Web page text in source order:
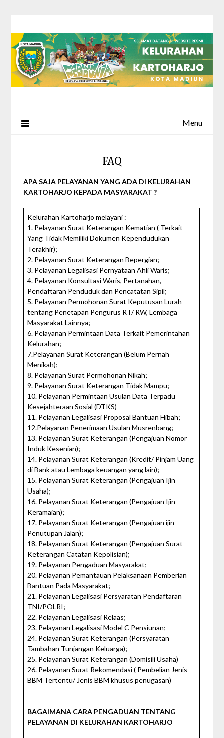
content
Menu
FAQ
APA SAJA PELAYANAN YANG ADA DI KELURAHAN
KARTOHARJO KEPADA MASYARAKAT ?
Kelurahan Kartoharjo melayani :
1. Pelayanan Surat Keterangan Kematian ( Terkait
Yang Tidak Memiliki Dokumen Kependudukan
Terakhir);
2. Pelayanan Surat Keterangan Bepergian;
3. Pelayanan Legalisasi Pernyataan Ahli Waris;
4. Pelayanan Konsultasi Waris, Pertanahan,
Pendaftaran Penduduk dan Pencatatan Sipil;
5. Pelayanan Permohonan Surat Keputusan Lurah
tentang Penetapan Pengurus RT/ RW, Lembaga
Masyarakat Lainnya;
6. Pelayanan Permintaan Data Terkait Pemerintahan
Kelurahan;
7.Pelayanan Surat Keterangan (Belum Pernah
Menikah);
8. Pelayanan Surat Permohonan Nikah;
9. Pelayanan Surat Keterangan Tidak Mampu;
10. Pelayanan Permintaan Usulan Data Terpadu
Kesejahteraan Sosial (DTKS)
11. Pelayanan Legalisasi Proposal Bantuan Hibah;
12.Pelayanan Penerimaan Usulan Musrenbang;
13. Pelayanan Surat Keterangan (Pengajuan Nomor
Induk Kesenian);
14. Pelayanan Surat Keterangan (Kredit/ Pinjam Uang
di Bank atau Lembaga keuangan yang lain);
15. Pelayanan Surat Keterangan (Pengajuan Ijin
Usaha);
16. Pelayanan Surat Keterangan (Pengajuan Ijin
Keramaian);
17. Pelayanan Surat Keterangan (Pengajuan ijin
Penutupan Jalan);
18. Pelayanan Surat Keterangan (Pengajuan Surat
Keterangan Catatan Kepolisian);
19. Pelayanan Pengaduan Masyarakat;
20. Pelayanan Pemantauan Pelaksanaan Pemberian
Bantuan Pada Masyarakat;
21. Pelayanan Legalisasi Persyaratan Pendaftaran
TNI/POLRI;
22. Pelayanan Legalisasi Relaas;
23. Pelayanan Legalisasi Model C Pensiunan;
24. Pelayanan Surat Keterangan (Persyaratan
Tambahan Tunjangan Keluarga);
25. Pelayanan Surat Keterangan (Domisili Usaha)
26. Pelayanan Surat Rekomendasi ( Pembelian Jenis
BBM Tertentu/ Jenis BBM khusus penugasan)
BAGAIMANA CARA PENGADUAN TENTANG
PELAYANAN DI KELURAHAN KARTOHARJO